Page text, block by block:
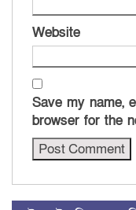
Website
Save my name,
browser for the